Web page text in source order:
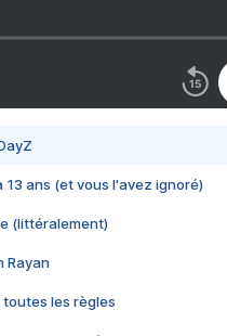
13 ans (et vous l'avez ignoré)
(littéralement)
Rayan
toutes les règles